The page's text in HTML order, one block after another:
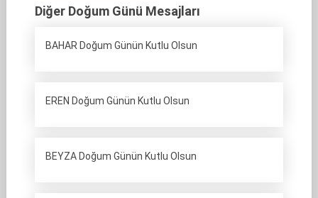
Diğer Doğum Günü Mesajları
BAHAR Doğum Günün Kutlu Olsun
EREN Doğum Günün Kutlu Olsun
BEYZA Doğum Günün Kutlu Olsun